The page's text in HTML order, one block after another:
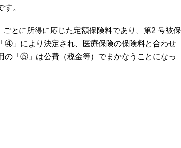
。
とに所得に応じた定額保険料であり、第2 号被保
④」により決定され、医療保険の保険料と合わせ
の「⑤」は公費（税金等）でまかなうことになっ